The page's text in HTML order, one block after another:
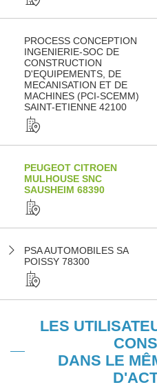
PROCESS CONCEPTION
INGENIERIE-SOC DE
CONSTRUCTION
D'EQUIPEMENTS, DE
MECANISATION ET DE
MACHINES (PCI-SCEMM)
SAINT-ETIENNE 42100
PEUGEOT CITROEN
MULHOUSE SNC
SAUSHEIM 68390
PSA AUTOMOBILES SA
POISSY 78300
LES
DANS LE